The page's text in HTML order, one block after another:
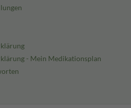
- Mein Medikationsplan